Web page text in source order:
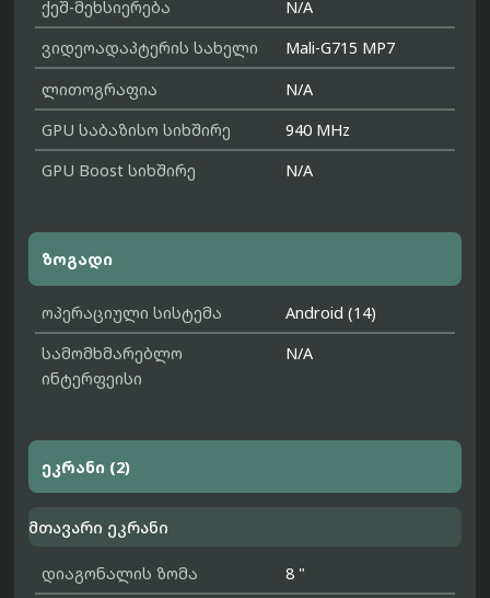
ქეშ-მეხსიერება
N/A
ვიდეოადაპტერის სახელი
Mali-G715 MP7
ლითოგრაფია
N/A
GPU საბაზისო სიხშირე
940 MHz
GPU Boost სიხშირე
N/A
ზოგადი
ოპერაციული სისტემა
Android (14)
სამომხმარებლო
ინტერფეისი
N/A
ეკრანი (2)
მთავარი ეკრანი
დიაგონალის ზომა
8 "